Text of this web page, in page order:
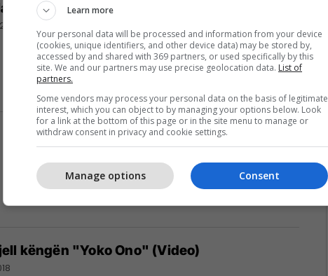
për 'gjuajtjen e radhës'
këngën "Yoko Ono" (Video)
Learn more
Your personal data will be processed and information from your device
(cookies, unique identifiers, and other device data) may be stored by,
accessed by and shared with 369 partners, or used specifically by this
site. We and our partners may use precise geolocation data. List of
partners.
Some vendors may process your personal data on the basis of legitimate
interest, which you can object to by managing your options below. Look
for a link at the bottom of this page or in the site menu to manage or
withdraw consent in privacy and cookie settings.
Consent
Manage options